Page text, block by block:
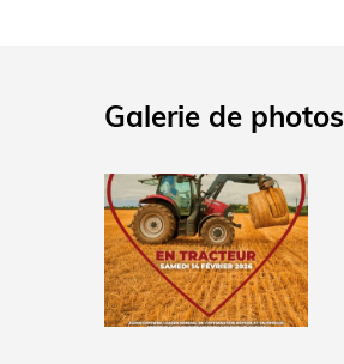
Galerie de photos